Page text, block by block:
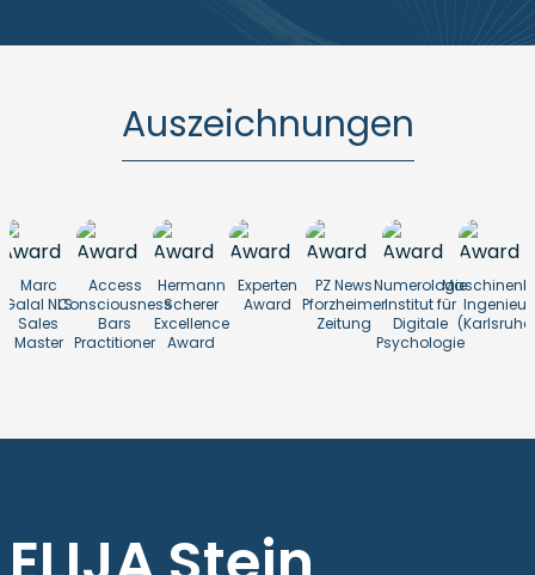
Auszeichnungen
Marc
Galal NLS
Sales
Master
Access
Consciousness
Bars
Practitioner
Hermann
Scherer
Excellence
Award
Experten
Award
PZ News
Pforzheimer
Zeitung
Numerologie
Institut für
Digitale
Psychologie
Ingenieur